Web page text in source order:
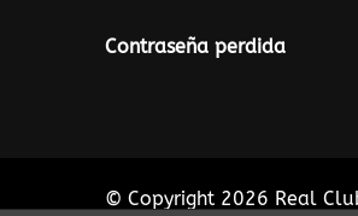
Contraseña perdida
© Copyright 2026 Real